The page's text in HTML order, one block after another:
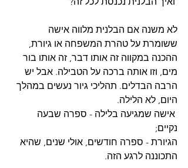
לא משנה אם הבלנית מלווה אישה
ששומרת על טהרת המשפחה או גיורת,
ההכנה במקווה זה אותו דבר, זה אותו בור
מים, וזו אותה ברכה על הטבילה. אבל יש
הרבה הבדלים. תהליכי גיור נעשים במהלך
היום, לא הלילה.
אישה שמגיעה בלילה - ספרה שבעה
נקיים;
הגיורת - ספרה חודשים, אולי שנים, שהיא
התכוננה לרגע הזה.